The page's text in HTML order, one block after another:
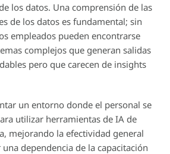
los datos. Una comprensión de las
de los datos es fundamental; sin
empleados pueden encontrarse
complejos que generan salidas
pero que carecen de insights
un entorno donde el personal se
utilizar herramientas de IA de
mejorando la efectividad general
dependencia de la capacitación